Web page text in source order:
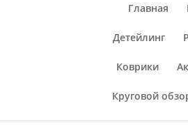
Главная
Детейлинг
Коврики
Круговой